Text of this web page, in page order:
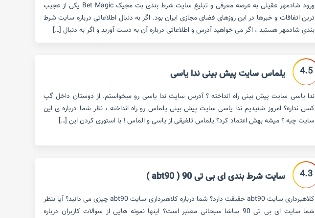
ورود شادمهر عقیلی به عرصه معرفی و تبلیغ سایت شرط بندی بت مجیک Bet Magic یکی از عجیب
ترین اتفاقات و خبرها در این روزهای فضای مجازی ایران بود. اگر به دنبال اطلاعاتی درباره سایت شرط
بندی شادمهر هستید ، اگر می خواهید آدرس و اطلاعاتی درباره آن به دست آورید و اگر به دنبال […]
4.5 یلماس سایت پیش بینی ندا یاسی
ندا یاسی سایت پیش بینی راه انداخته ؟ آدرس سایت ندا یاسی رو میخواستم. از دوستان داخل گپ
کسی نداره؟ امروز شنیدیم ندا یاسی سایت پیش بینی یلماس رو راه انداخته ، نظر شما درباره ی این
سایت چیه ؟ میشه بهش اعتماد کرد؟ یلماس تلفیقی از یاسی و الماس ! با استوری کردن این […]
4.3 سایت شرط بندی ای بی تی 90 ( abt90 )
کلاهبرداری سایت abt90 حقیقت دارد؟ شما درباره کلاهبرداری سایت abt90 چیزی می دانید؟ آیا بنظر
شما سایت ای بی تی 90 ساشا سبحانی معتبر است؟ اینها نمونه هایی از سوالات کاربران درباره